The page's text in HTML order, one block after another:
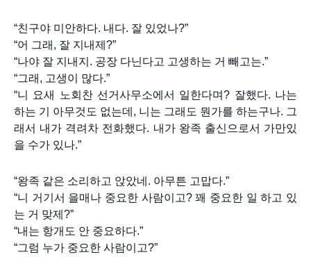
“친구야 미안하다. 내다. 잘 있었나?”
“어 그래, 잘 지내제?”
“나야 잘 지내지. 공장 다닌다고 고생하는 거 빼고는.”
“그래, 고생이 많다.”
“니 요새 노회찬 선거사무소에서 일한다며? 잘했다. 나는
하는 기 아무것도 없는데, 니는 그래도 뭔가를 하는구나. 그
래서 내가 격려차 전화했다. 내가 왕족 출신으로서 가만있
을 수가 있나.”
“왕족 같은 소리하고 앉았네. 아무튼 고맙다.”
“니 거기서 을매나 중요한 사람이고? 꽤 중요한 일 하고 있
는 거 맞제?”
“내는 항개도 안 중요하다.”
“그럼 누가 중요한 사람이고?”